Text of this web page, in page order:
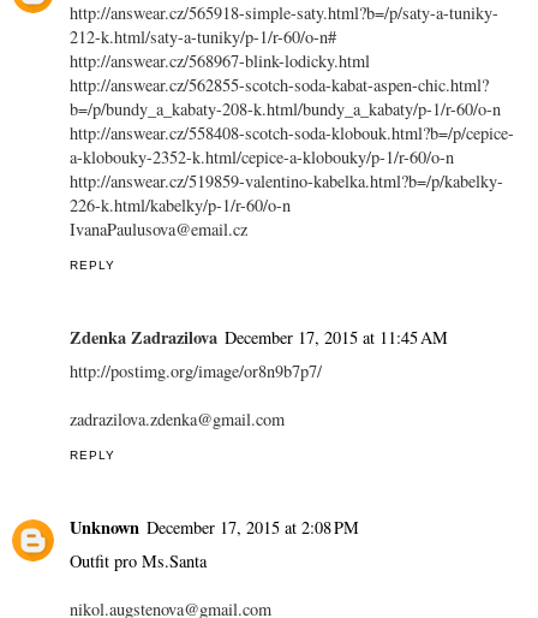
http://answear.cz/565918-simple-saty.html?b=/p/saty-a-tuniky-
212-k.html/saty-a-tuniky/p-1/r-60/o-n#
http://answear.cz/568967-blink-lodicky.html
http://answear.cz/562855-scotch-soda-kabat-aspen-chic.html?
b=/p/bundy_a_kabaty-208-k.html/bundy_a_kabaty/p-1/r-60/o-n
http://answear.cz/558408-scotch-soda-klobouk.html?b=/p/cepice-
a-klobouky-2352-k.html/cepice-a-klobouky/p-1/r-60/o-n
http://answear.cz/519859-valentino-kabelka.html?b=/p/kabelky-
226-k.html/kabelky/p-1/r-60/o-n
IvanaPaulusova@email.cz
REPLY
Zdenka Zadrazilova December 17, 2015 at 11:45 AM
http://postimg.org/image/or8n9b7p7/
zadrazilova.zdenka@gmail.com
REPLY
Unknown December 17, 2015 at 2:08 PM
Outfit pro Ms.Santa
nikol.augstenova@gmail.com